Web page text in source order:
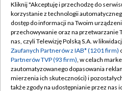
Abonament TVP
Emisja w TVP
Centrum informacji TVP
Naziemna Telewizja Cyfrowa
Polityka
Moje
Kliknij "Akceptuję i przechodzę do
korzystanie z technologii
dostęp do informacji na Twoim
przechowywanie oraz na przetwarzanie
nas, czyli Telewizję Polską S.A. w
Zaufanych Partnerów z IAB* (1201 firm)
Partnerów TVP (93 firm), w celach
zautomatyzowanego dopasowania
mierzenia ich skuteczności) i
także zgody na udostępnianie przez nas